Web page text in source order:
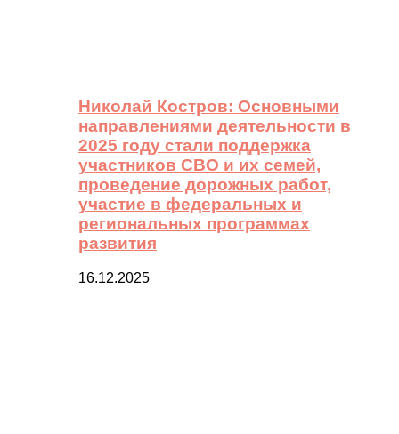
Николай Костров: Основными
направлениями деятельности в
2025 году стали поддержка
участников СВО и их семей,
проведение дорожных работ,
участие в федеральных и
региональных программах
развития
16.12.2025